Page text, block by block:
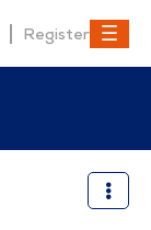
Register